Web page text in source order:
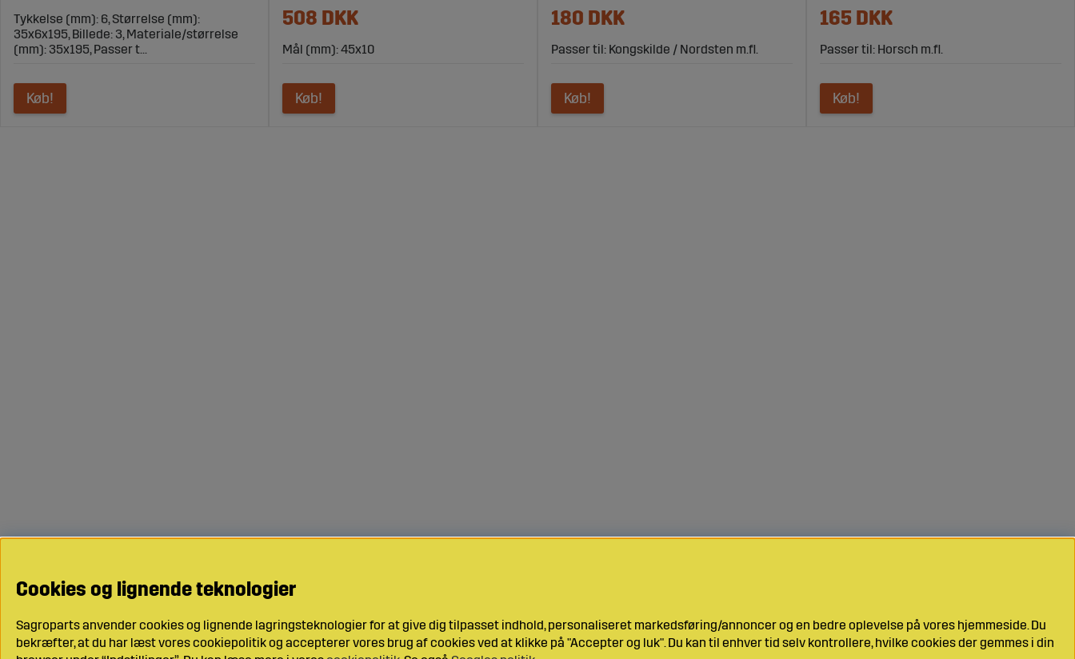
Tykkelse (mm): 6, Størrelse (mm):
35x6x195, Billede: 3, Materiale/størrelse
(mm): 35x195, Passer t...
Køb!
508 DKK
Mål (mm): 45x10
Køb!
180 DKK
Passer til: Kongskilde / Nordsten m.fl.
Køb!
165 DKK
Passer til: Horsch m.fl.
Køb!
Cookies og lignende teknologier
Sagroparts anvender cookies og lignende lagringsteknologier for at give dig tilpasset indhold, personaliseret markedsføring/annoncer og en bedre oplevelse på vores hjemmeside. Du
bekræfter, at du har læst vores cookiepolitik og accepterer vores brug af cookies ved at klikke på "Accepter og luk". Du kan til enhver tid selv kontrollere, hvilke cookies der gemmes i din